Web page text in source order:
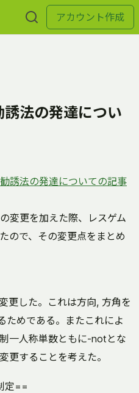
アカウント作成
法の発達につい
誘法の発達についての記事
変更を加えた際、レスゲム
ので、その変更点をまとめ
更した。これは方向, 方角を
ためである。またこれによ
一人称単数ともに-notとな
更することを考えた。
定==